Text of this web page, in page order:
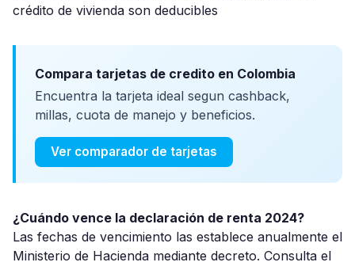
crédito de vivienda son deducibles
Compara tarjetas de credito en Colombia
Encuentra la tarjeta ideal segun cashback,
millas, cuota de manejo y beneficios.
Ver comparador de tarjetas
¿Cuándo vence la declaración de renta 2024?
Las fechas de vencimiento las establece anualmente el
Ministerio de Hacienda mediante decreto. Consulta el